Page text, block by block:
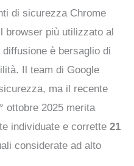
di sicurezza Chrome
browser più utilizzato al
è bersaglio di
Il team di Google
ma il recente
ottobre 2025 merita
individuate e corrette21
considerate ad alto